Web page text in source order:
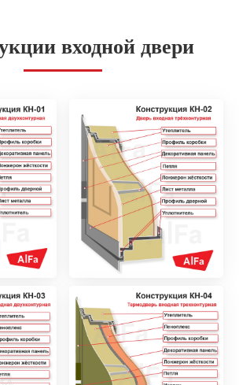
входной двери